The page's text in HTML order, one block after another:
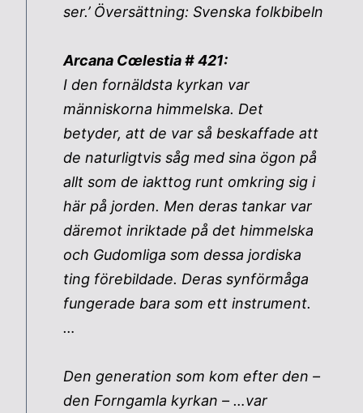
ser.’ Översättning: Svenska folkbibeln
Arcana Cœlestia # 421:
I den fornäldsta kyrkan var
människorna himmelska. Det
betyder, att de var så beskaffade att
de naturligtvis såg med sina ögon på
allt som de iakttog runt omkring sig i
här på jorden. Men deras tankar var
däremot inriktade på det himmelska
och Gudomliga som dessa jordiska
ting förebildade. Deras synförmåga
fungerade bara som ett instrument.
…
Den generation som kom efter den –
den Forngamla kyrkan – …var